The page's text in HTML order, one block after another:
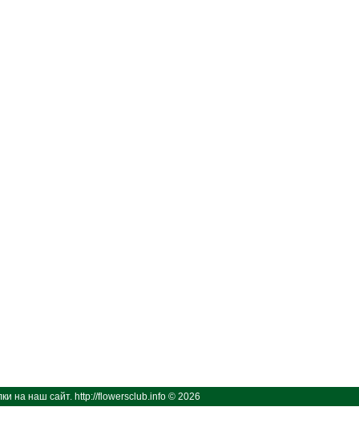
на наш сайт. http://flowersclub.info © 2026